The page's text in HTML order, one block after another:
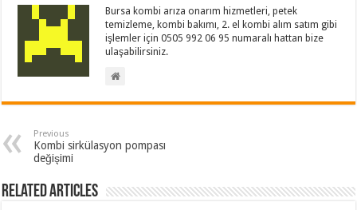
Bursa kombi arıza onarım hizmetleri, petek
temizleme, kombi bakımı, 2. el kombi alım satım gibi
işlemler için 0505 992 06 95 numaralı hattan bize
ulaşabilirsiniz.
Previous
Kombi sirkülasyon pompası
değişimi
Related Articles